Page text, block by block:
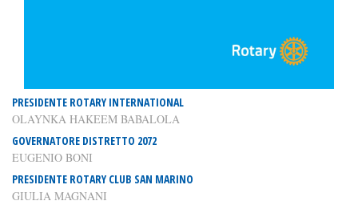
PRESIDENTE ROTARY INTERNATIONAL
OLAYNKA HAKEEM BABALOLA
GOVERNATORE DISTRETTO 2072
EUGENIO BONI
PRESIDENTE ROTARY CLUB SAN MARINO
GIULIA MAGNANI